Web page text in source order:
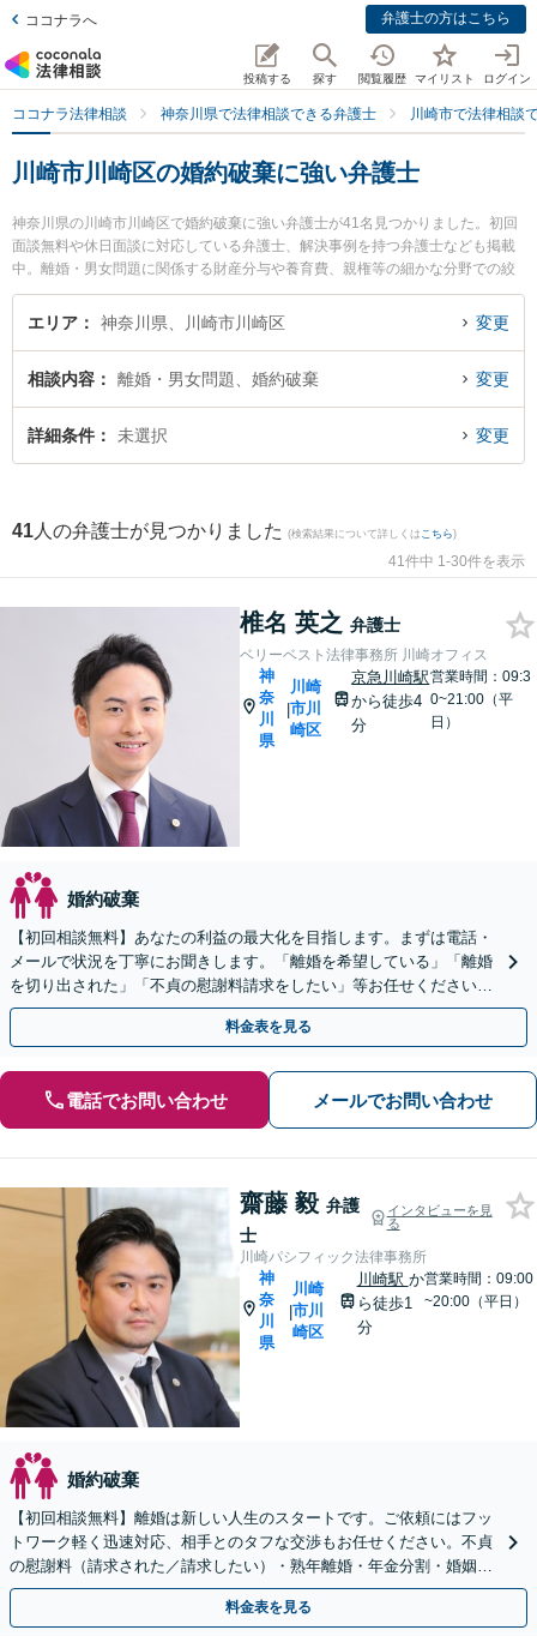
ココナラへ 弁護士の方はこちら
投稿する 探す 閲覧履歴 マイリスト ログイン
ココナラ法律相談 神奈川県で法律相談できる弁護士 川崎市で法律相談
川崎市川崎区の婚約破棄に強い弁護士
神奈川県の川崎市川崎区で婚約破棄に強い弁護士が41名見つかりました。初回
面談無料や休日面談に対応している弁護士、解決事例を持つ弁護士なども掲載
中。離婚・男女問題に関係する財産分与や養育費、親権等の細かな分野での絞
り込み検索もでき便利です。特にベリーベスト法律事務所 川崎オフィスの椎名
英之弁護士や川崎パシフィック法律事務所の齋藤 毅弁護士、川崎オアシス法律
すぐに弁護士に相談したい』『婚約破棄のトラブル解決の実績豊富な近くの弁
護士を検索したい』『初回相談無料で婚約破棄を法律相談できる川崎市川崎区
内の弁護士に相談予約したい』などでお困りの相談者さんにおすすめです。
エリア 神奈川県、川崎市川崎区 変更
相談内容 離婚・男女問題、婚約破棄 変更
詳細条件 未選択 変更
41 人の弁護士が見つかりました (検索結果について詳しくは こちら)
41件中 1-30件を表示
椎名 英之 弁護士
ベリーベスト法律事務所 川崎オフィス
神
奈
川
県
|
川崎
市川
崎区
京急川崎駅
から徒歩4
分
営業時間：09:3
0~21:00（平
日）
婚約破棄
【初回相談無料】あなたの利益の最大化を目指します。まずは電話・
メールで状況を丁寧にお聞きします。「離婚を希望している」「離婚
を切り出された」「不貞の慰謝料請求をしたい」等お任せください。
【リーズナブルな料金設定】
料金表を見る
電話でお問い合わせ メールでお問い合わせ
齋藤 毅 弁護
士
インタビューを見
る
川崎パシフィック法律事務所
神
奈
川
県
|
川崎
市川
崎区
川崎駅 か
ら徒歩1
分
営業時間：09:00
~20:00（平日）
婚約破棄
【初回相談無料】離婚は新しい人生のスタートです。ご依頼にはフッ
トワーク軽く迅速対応、相手とのタフな交渉もお任せください。不貞
の慰謝料（請求された／請求したい）・熟年離婚・年金分割・婚姻費
用・養育費・財産分与など実績多数。【川崎駅徒歩1分】
料金表を見る